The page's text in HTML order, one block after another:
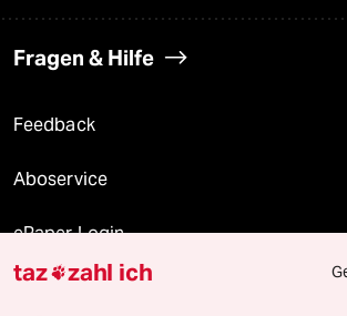
Fragen & Hilfe
Feedback
Aboservice
ePaper Login
Downloads für Abonnierende
taz zahl ich